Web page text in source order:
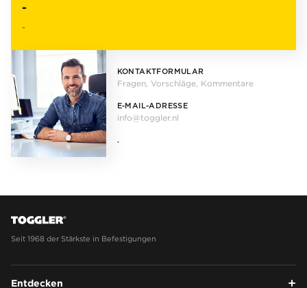
-
-
KONTAKTFORMULAR
Fragen, Vorschläge, Kommentare
E-MAIL-ADRESSE
info@toggler.nl
.
Seit 1968 der Stärkste in Befestigungen
Entdecken